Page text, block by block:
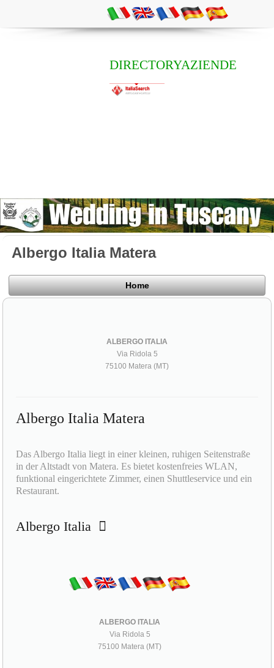
DIRECTORYAZIENDE
Albergo Italia Matera
Home
ALBERGO ITALIA
Via Ridola 5
75100 Matera (MT)
Albergo Italia Matera
Das Albergo Italia liegt in einer kleinen, ruhigen Seitenstraße
in der Altstadt von Matera. Es bietet kostenfreies WLAN,
funktional eingerichtete Zimmer, einen Shuttleservice und ein
Restaurant.
Albergo Italia
ALBERGO ITALIA
Via Ridola 5
75100 Matera (MT)